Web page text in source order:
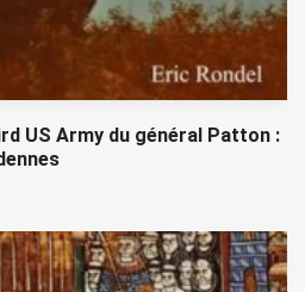
US Army du général Patton :